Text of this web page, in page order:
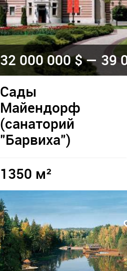
32 000 000 $ — 39
Сады
Майендорф
(санаторий
"Барвиха")
1350 м²